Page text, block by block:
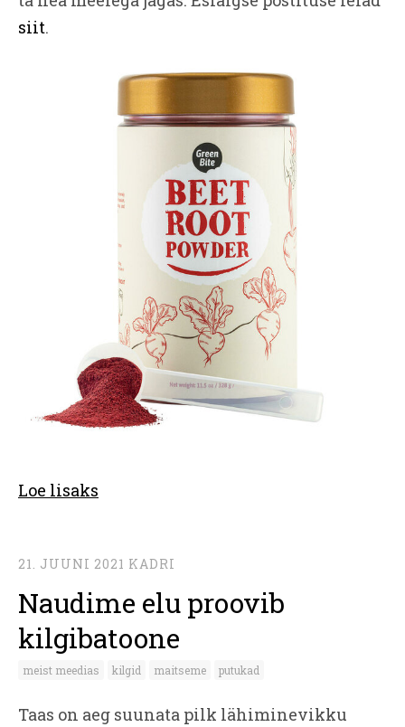
siit.
Loe lisaks
21. JUUNI 2021 KADRI
Naudime elu proovib
kilgibatoone
meist meedias kilgid maitseme putukad
Taas on aeg suunata pilk lähiminevikku